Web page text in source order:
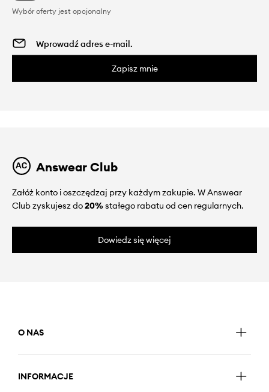
Wybór oferty jest opcjonalny
Zapisz mnie
Answear Club
Załóż konto i oszczędzaj przy każdym zakupie. W Answear
Club zyskujesz do20%stałego rabatu od cen regularnych.
Dowiedz się więcej
O NAS
INFORMACJE